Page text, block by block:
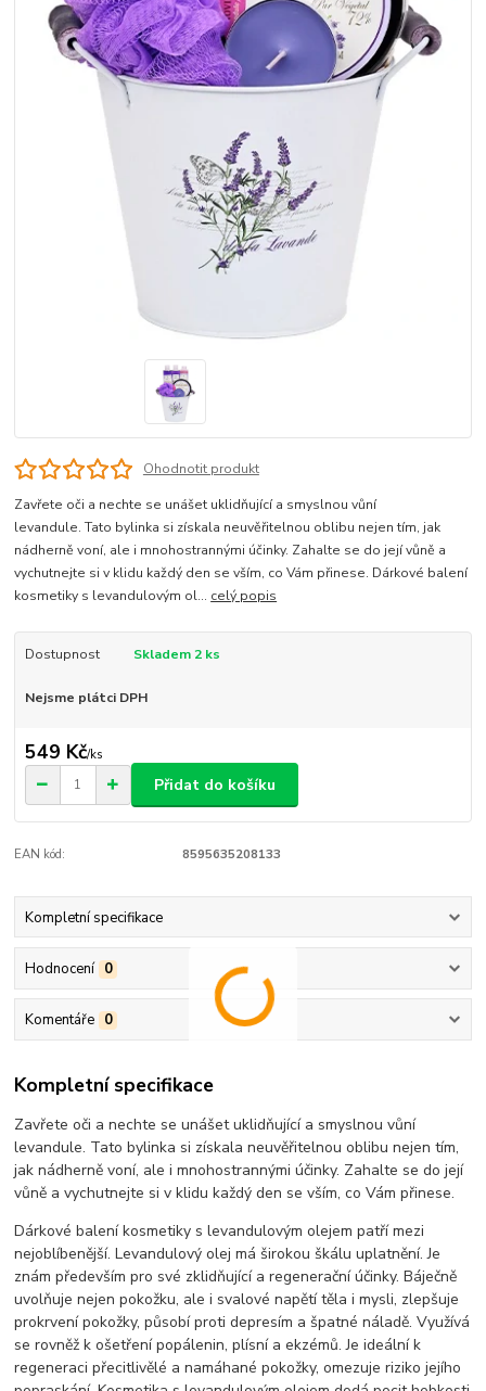
Ohodnotit produkt
Zavřete oči a nechte se unášet uklidňující a smyslnou vůní
levandule. Tato bylinka si získala neuvěřitelnou oblibu nejen tím, jak
nádherně voní, ale i mnohostrannými účinky. Zahalte se do její vůně a
vychutnejte si v klidu každý den se vším, co Vám přinese. Dárkové balení
kosmetiky s levandulovým ol... celý popis
Dostupnost Skladem 2 ks
Nejsme plátci DPH
549 Kč/ks
Přidat do košíku
EAN kód: 8595635208133
Kompletní specifikace
Hodnocení 0
Komentáře 0
Kompletní specifikace
Zavřete oči a nechte se unášet uklidňující a smyslnou vůní
levandule. Tato bylinka si získala neuvěřitelnou oblibu nejen tím,
jak nádherně voní, ale i mnohostrannými účinky. Zahalte se do její
vůně a vychutnejte si v klidu každý den se vším, co Vám přinese.
Dárkové balení kosmetiky s levandulovým olejem patří mezi
nejoblíbenější. Levandulový olej má širokou škálu uplatnění. Je
znám především pro své zklidňující a regenerační účinky. Báječně
uvolňuje nejen pokožku, ale i svalové napětí těla i mysli, zlepšuje
prokrvení pokožky, působí proti depresím a špatné náladě. Využívá
se rovněž k ošetření popálenin, plísní a ekzémů. Je ideální k
regeneraci přecitlivělé a namáhané pokožky, omezuje riziko jejího